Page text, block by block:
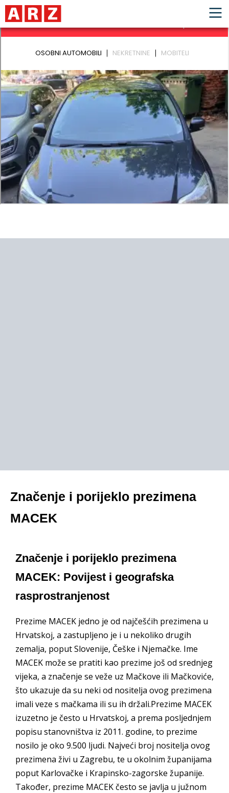
Značenje i porijeklo prezimena
MACEK
Značenje i porijeklo prezimena
MACEK: Povijest i geografska
rasprostranjenost
Prezime MACEK jedno je od najčešćih prezimena u
Hrvatskoj, a zastupljeno je i u nekoliko drugih
zemalja, poput Slovenije, Češke i Njemačke. Ime
MACEK može se pratiti kao prezime još od srednjeg
vijeka, a značenje se veže uz Mačkove ili Mačkoviće,
što ukazuje da su neki od nositelja ovog prezimena
imali veze s mačkama ili su ih držali.Prezime MACEK
izuzetno je često u Hrvatskoj, a prema posljednjem
popisu stanovništva iz 2011. godine, to prezime
nosilo je oko 9.500 ljudi. Najveći broj nositelja ovog
prezimena živi u Zagrebu, te u okolnim županijama
poput Karlovačke i Krapinsko-zagorske županije.
Također, prezime MACEK često se javlja u južnom